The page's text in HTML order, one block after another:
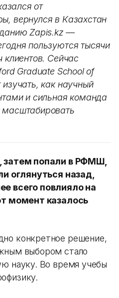
от
вернулся в Казахстан
Zapis.kz —
пользуются тысячи
клиентов. Сейчас
Graduate School of
как научный
и сильная команда
затем попали в РФМШ,
оглянуться назад,
всего повлияло на
момент казалось
конкретное решение,
выбором стало
науку. Во время учебы